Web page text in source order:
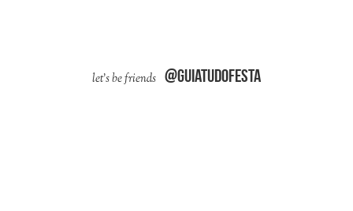
@guiatudofesta